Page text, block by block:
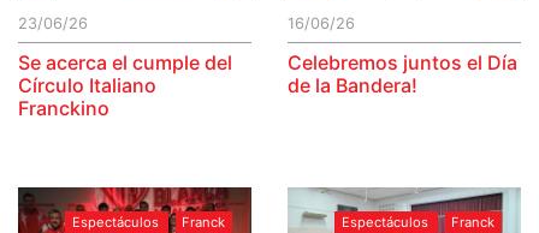
23/06/26
Se acerca el cumple del
Círculo Italiano
Franckino
16/06/26
Celebremos juntos el Día
de la Bandera!
Espectáculos Franck Espectáculos Franck